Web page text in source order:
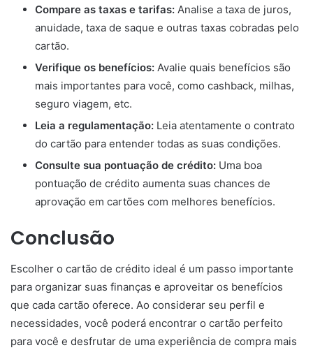
Compare as taxas e tarifas: Analise a taxa de juros,
anuidade, taxa de saque e outras taxas cobradas pelo
cartão.
Verifique os benefícios: Avalie quais benefícios são
mais importantes para você, como cashback, milhas,
seguro viagem, etc.
Leia a regulamentação: Leia atentamente o contrato
do cartão para entender todas as suas condições.
Consulte sua pontuação de crédito: Uma boa
pontuação de crédito aumenta suas chances de
aprovação em cartões com melhores benefícios.
Conclusão
Escolher o cartão de crédito ideal é um passo importante
para organizar suas finanças e aproveitar os benefícios
que cada cartão oferece. Ao considerar seu perfil e
necessidades, você poderá encontrar o cartão perfeito
para você e desfrutar de uma experiência de compra mais